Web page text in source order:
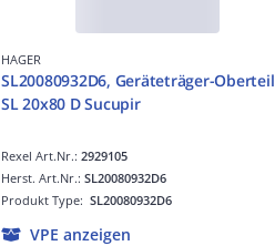
HAGER
SL20080932D6, Geräteträger-Oberteil
SL 20x80 D Sucupir
Rexel Art.Nr.: 2929105
Produkt Type: SL20080932D6
Herst. Art.Nr.: SL20080932D6
VPE anzeigen